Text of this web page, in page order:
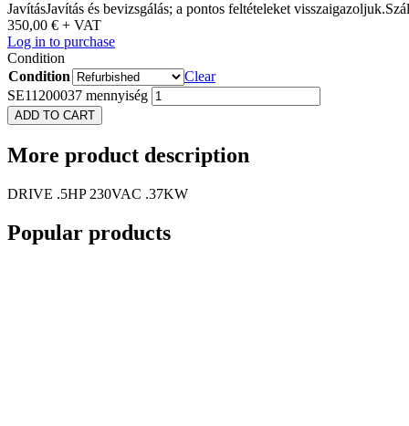
JavításJavítás és bevizsgálás; a pontos feltételeket visszaigazoljuk.
350,00 € + VAT
Log in to purchase
Condition
Condition
Clear
SE11200037 mennyiség
ADD TO CART
More product description
DRIVE .5HP 230VAC .37KW
Popular products